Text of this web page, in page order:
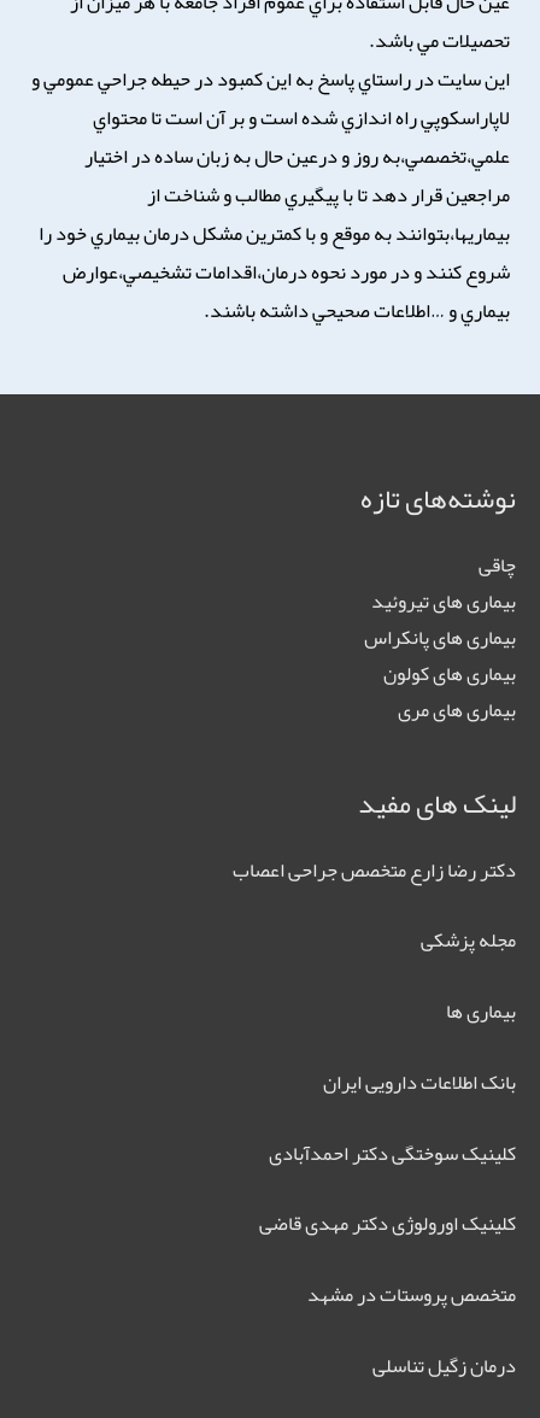
تحصيلات مي باشد.
اين سايت در راستاي پاسخ به اين كمبود در حيطه جراحي عمومي و
لاپاراسكوپي راه اندازي شده است و بر آن است تا محتواي
علمي،تخصصي،به روز و درعين حال به زبان ساده در اختيار
مراجعين قرار دهد تا با پيگيري مطالب و شناخت از
بيماريها،بتوانند به موقع و با كمترين مشكل درمان بيماري خود را
شروع كنند و در مورد نحوه درمان،اقدامات تشخيصي،عوارض
بيماري و …اطلاعات صحيحي داشته باشند.
نوشته‌های تازه
چاقی
بیماری های تیروئید
بیماری های پانکراس
بیماری های کولون
بیماری های مری
لینک های مفید
دکتر رضا زارع متخصص جراحی اعصاب
مجله پزشکی
بیماری ها
بانک اطلاعات دارویی ایران
کلینیک سوختگی دکتر احمدآبادی
کلینیک اورولوژی دکتر مهدی قاضی
متخصص پروستات در مشهد
درمان زگیل تناسلی